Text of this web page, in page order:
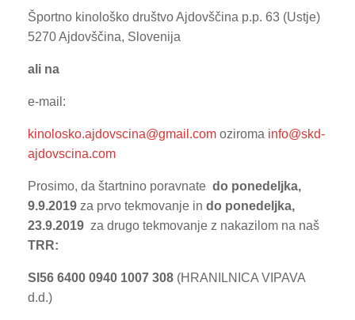
Športno kinološko društvo Ajdovščina p.p. 63 (Ustje)
5270 Ajdovščina, Slovenija
ali na
e-mail:
kinolosko.ajdovscina@gmail.com oziroma info@skd-
ajdovscina.com
Prosimo, da štartnino poravnate do ponedeljka,
9.9.2019 za prvo tekmovanje in do ponedeljka,
23.9.2019 za drugo tekmovanje z nakazilom na naš
TRR:
SI56 6400 0940 1007 308 (HRANILNICA VIPAVA
d.d.)